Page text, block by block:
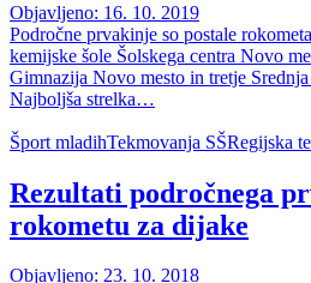
Objavljeno: 16. 10. 2019
Področne prvakinje so postale
kemijske šole Šolskega centra Novo
Gimnazija Novo mesto in tretje
Najboljša strelka…
Šport mladihTekmovanja SŠRegijska
Rezultati področnega
rokometu za dijake
Objavljeno: 23. 10. 2018